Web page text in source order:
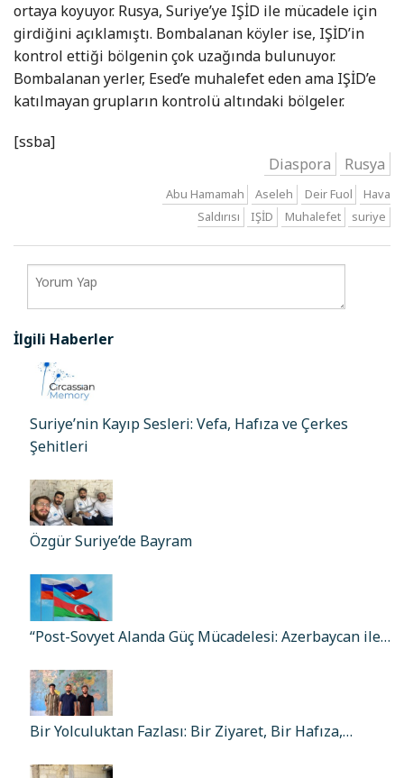
ortaya koyuyor. Rusya, Suriye’ye IŞİD ile mücadele için
girdiğini açıklamıştı. Bombalanan köyler ise, IŞİD’in
kontrol ettiği bölgenin çok uzağında bulunuyor.
Bombalanan yerler, Esed’e muhalefet eden ama IŞİD’e
katılmayan grupların kontrolü altındaki bölgeler.
[ssba]
Diaspora
Rusya
Abu Hamamah Aseleh Deir Fuol
Hava
Saldırısı
IŞİD Muhalefet suriye
İlgili Haberler
Suriye’nin Kayıp Sesleri: Vefa, Hafıza ve Çerkes
Şehitleri
Özgür Suriye’de Bayram
“Post-Sovyet Alanda Güç Mücadelesi: Azerbaycan ile…
Bir Yolculuktan Fazlası: Bir Ziyaret, Bir Hafıza,…